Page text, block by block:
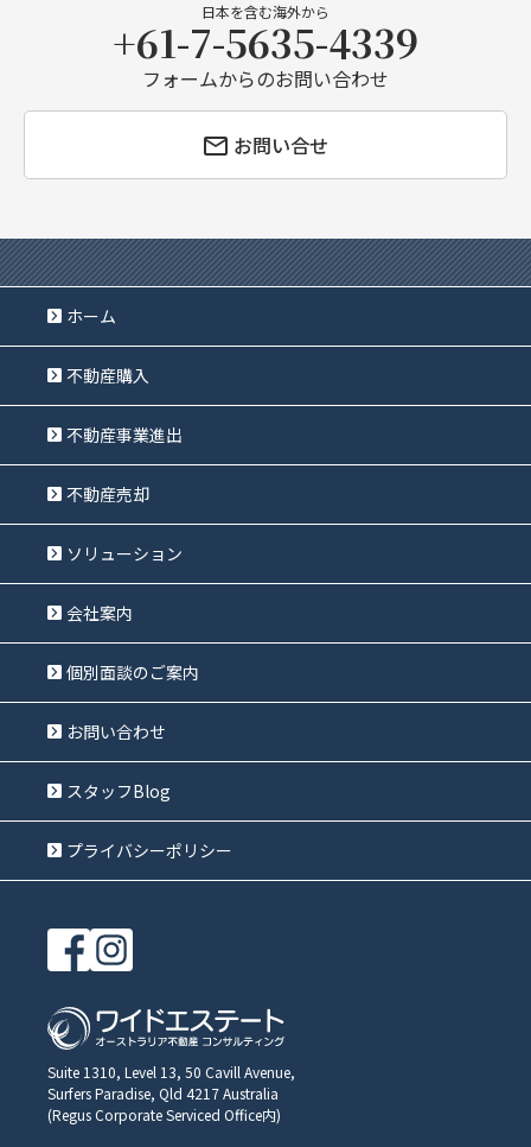
日本を含む海外から
+61-7-5635-4339
フォームからのお問い合わせ
お問い合せ
ホーム
不動産購入
不動産事業進出
不動産売却
ソリューション
会社案内
個別面談のご案内
お問い合わせ
スタッフBlog
プライバシーポリシー
Suite 1310, Level 13, 50 Cavill Avenue,
Surfers Paradise, Qld 4217 Australia
(Regus Corporate Serviced Office内)